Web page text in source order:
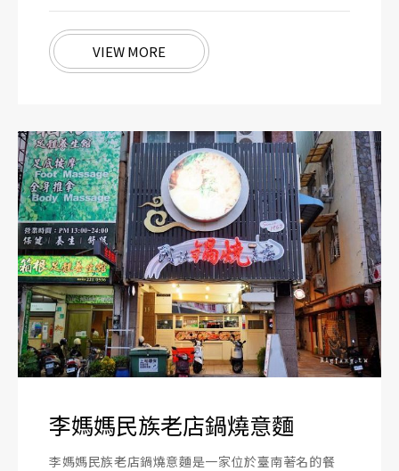
VIEW MORE
李媽媽民族老店鍋燒意麵
李媽媽民族老店鍋燒意麵是一家位於臺南著名的餐